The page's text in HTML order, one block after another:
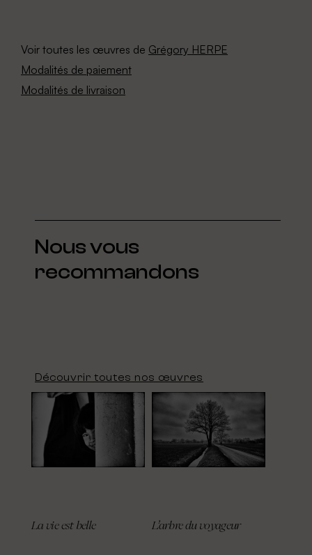
Voir toutes les œuvres de Grégory HERPE
Modalités de paiement
Modalités de livraison
Nous vous
recommandons
Découvrir toutes nos œuvres
La vie est belle L’arbre du voyageur